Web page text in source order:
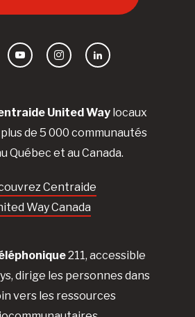
United Waylocaux
de 5 000 communautés
Québec et au Canada.
Centraide
Way Canada
211, accessible
dirige les personnes dans
vers les ressources
YouTubeInstagramLinkedIn